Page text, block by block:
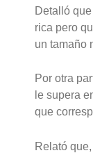
Detalló
rica pero
un tamaño
Por otra
le supera
que
Relató